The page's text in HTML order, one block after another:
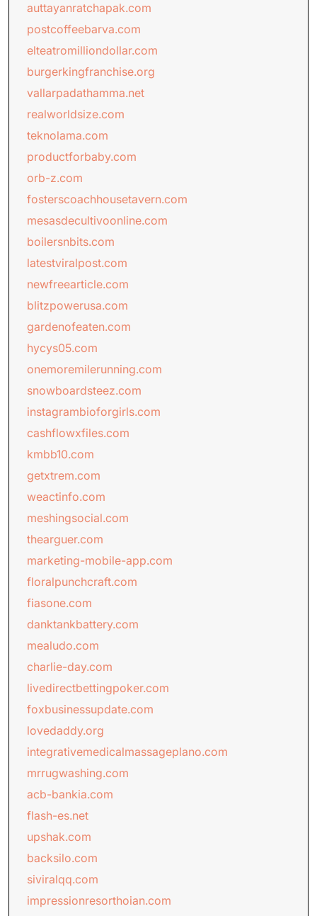
auttayanratchapak.com
postcoffeebarva.com
elteatromilliondollar.com
burgerkingfranchise.org
vallarpadathamma.net
realworldsize.com
teknolama.com
productforbaby.com
orb-z.com
fosterscoachhousetavern.com
mesasdecultivoonline.com
boilersnbits.com
latestviralpost.com
newfreearticle.com
blitzpowerusa.com
gardenofeaten.com
hycys05.com
onemoremilerunning.com
snowboardsteez.com
instagrambioforgirls.com
cashflowxfiles.com
kmbb10.com
getxtrem.com
weactinfo.com
meshingsocial.com
thearguer.com
marketing-mobile-app.com
floralpunchcraft.com
fiasone.com
danktankbattery.com
mealudo.com
charlie-day.com
livedirectbettingpoker.com
foxbusinessupdate.com
lovedaddy.org
integrativemedicalmassageplano.com
mrrugwashing.com
acb-bankia.com
flash-es.net
upshak.com
backsilo.com
siviralqq.com
impressionresorthoian.com